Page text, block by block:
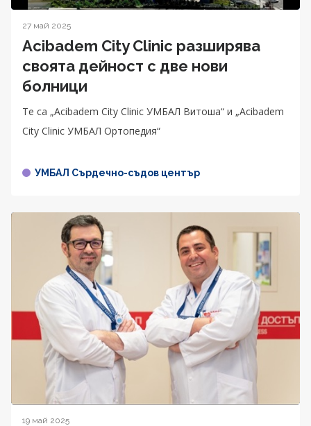
27 май 2025
Acibadem City Clinic разширява
своята дейност с две нови
болници
Те са „Acibadem City Clinic УМБАЛ Витоша“ и „Acibadem
City Clinic УМБАЛ Ортопедия“
УМБАЛ Сърдечно-съдов център
19 май 2025